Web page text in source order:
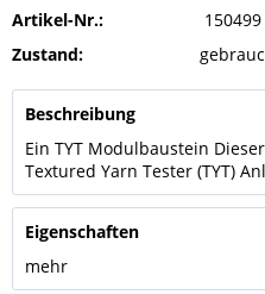
Artikel-Nr.:
150499
Zustand:
Beschreibung
Ein TYT Modulbaustein
Textured Yarn Tester (TYT)
Eigenschaften
mehr